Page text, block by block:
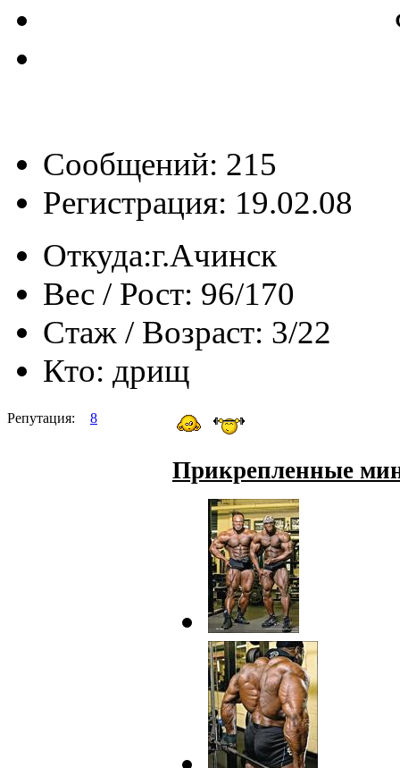
Сообщений: 215
Регистрация: 19.02.08
Откуда:г.Ачинск
Вес / Рост: 96/170
Стаж / Возраст: 3/22
Кто: дрищ
Репутация: 8
Прикрепленные